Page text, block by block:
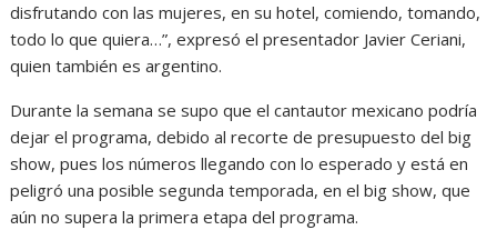
disfrutando con las mujeres, en su hotel, comiendo, tomando,
todo lo que quiera…”, expresó el presentador Javier Ceriani,
quien también es argentino.
Durante la semana se supo que el cantautor mexicano podría
dejar el programa, debido al recorte de presupuesto del big
show, pues los números llegando con lo esperado y está en
peligró una posible segunda temporada, en el big show, que
aún no supera la primera etapa del programa.